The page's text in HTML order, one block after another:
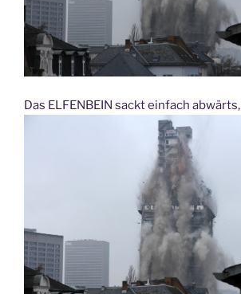
Das ELFENBEIN sackt einfach abwärts,